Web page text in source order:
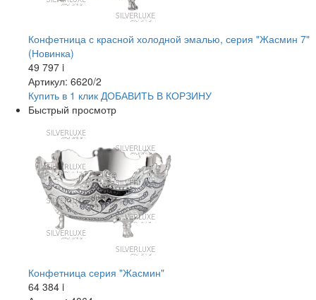
Конфетница с красной холодной эмалью, серия "Жасмин 7"
(Новинка)
49 797 i
Артикул: 6620/2
Купить в 1 клик ДОБАВИТЬ В КОРЗИНУ
Быстрый просмотр
Конфетница серия "Жасмин"
64 384 i